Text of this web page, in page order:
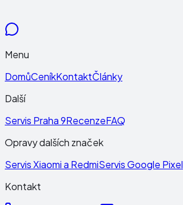
Menu
DomůCeníkKontaktČlánky
Další
Servis Praha 9RecenzeFAQ
Opravy dalších značek
Servis Xiaomi a RedmiServis Google Pixel
Kontakt